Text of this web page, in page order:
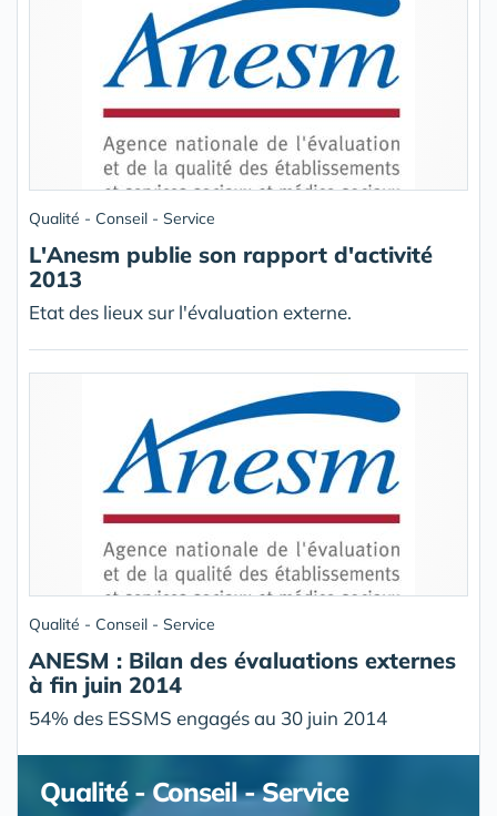
Qualité - Conseil - Service
L'Anesm publie son rapport d'activité
2013
Etat des lieux sur l'évaluation externe.
Qualité - Conseil - Service
ANESM : Bilan des évaluations externes
à fin juin 2014
54% des ESSMS engagés au 30 juin 2014
Qualité - Conseil - Service